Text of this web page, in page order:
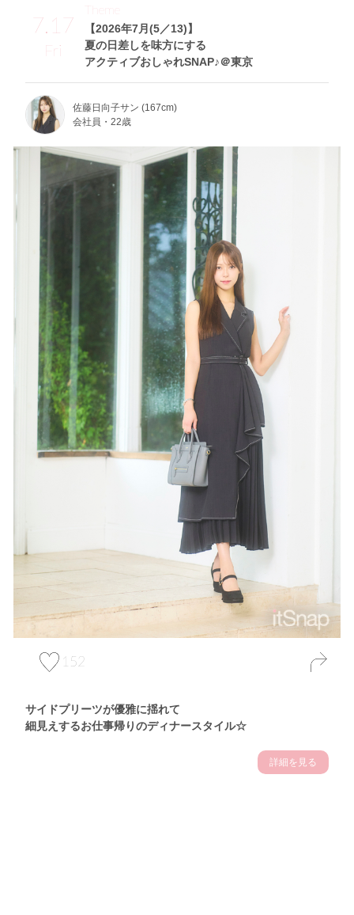
7.17
Fri
【2026年7月(5／13)】
夏の日差しを味方にする
アクティブおしゃれSNAP♪＠東京
Theme
佐藤日向子サン (167cm)
会社員・22歳
152
サイドプリーツが優雅に揺れて
細見えするお仕事帰りのディナースタイル☆
詳細を見る